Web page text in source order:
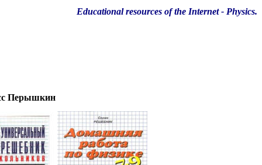
Educational resources of the Internet- Physics.
Перышкин